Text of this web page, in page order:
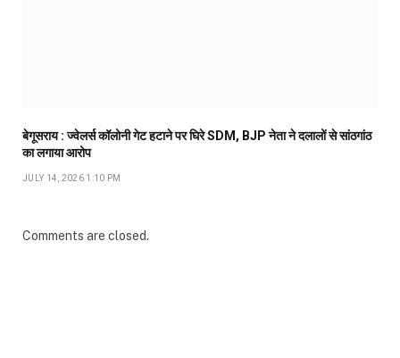
बेगूसराय : ज्वेलर्स कॉलोनी गेट हटाने पर घिरे SDM, BJP नेता ने दलालों से सांठगांठ
का लगाया आरोप
JULY 14, 2026 1:10 PM
Comments are closed.